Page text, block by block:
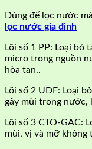
Dùng để lọc nước
lọc nước gia đình
Lõi số 1 PP: Loại
micro trong nguồn
hòa tan..
Lõi số 2 UDF: Loại
gây mùi trong nước,
Lõi số 3 CTO-GAC:
mùi, vị và mỡ không